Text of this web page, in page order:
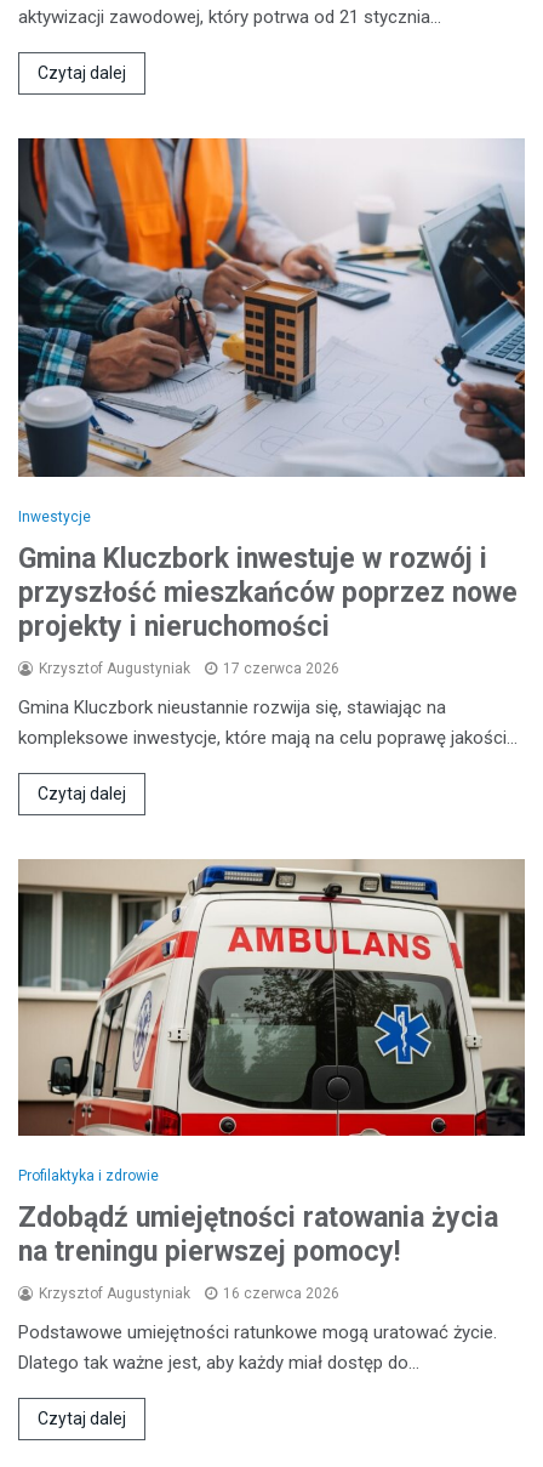
aktywizacji zawodowej, który potrwa od 21 stycznia…
Czytaj dalej
Inwestycje
Gmina Kluczbork inwestuje w rozwój i
przyszłość mieszkańców poprzez nowe
projekty i nieruchomości
Krzysztof Augustyniak 17 czerwca 2026
Gmina Kluczbork nieustannie rozwija się, stawiając na
kompleksowe inwestycje, które mają na celu poprawę jakości…
Czytaj dalej
Profilaktyka i zdrowie
Zdobądź umiejętności ratowania życia
na treningu pierwszej pomocy!
Krzysztof Augustyniak 16 czerwca 2026
Podstawowe umiejętności ratunkowe mogą uratować życie.
Dlatego tak ważne jest, aby każdy miał dostęp do…
Czytaj dalej